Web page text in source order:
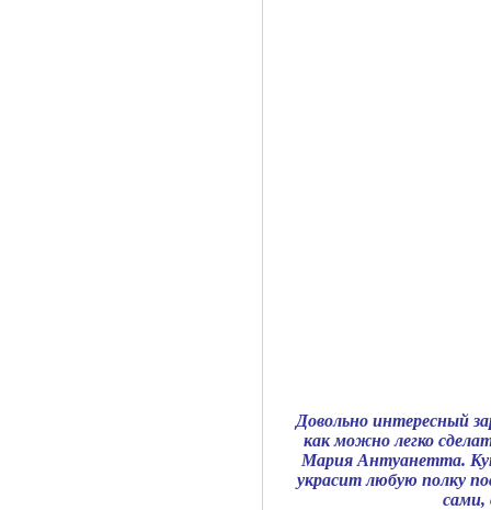
Довольно интересный
как можно легко
Мария Антуанетта.
украсит любую полку
сами,